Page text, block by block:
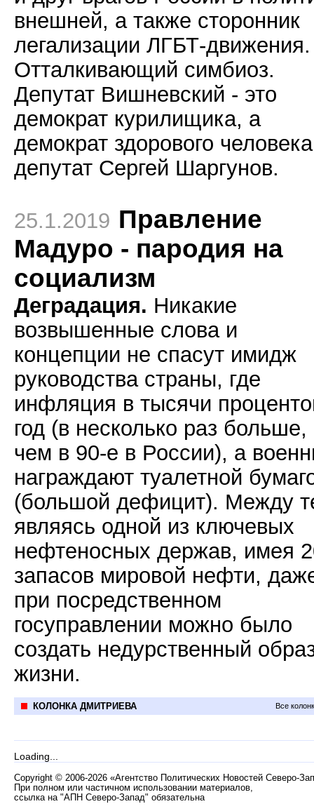
внешней, а также сторонник
легализации ЛГБТ-движения.
Отталкивающий симбиоз.
Депутат Вишневский - это
демократ курилищика, а
демократ здорового
депутат Сергей Шаргунов.
25.1.2019 Правление
Мадуро - пародия на
социализм
Деградация. Никакие
возвышенные слова и
концепции не спасут имидж
руководства страны, где
инфляция в тысячи
год (в несколько раз больше,
чем в 90-е в России), а
награждают туалетной
(большой дефицит). Между
являясь одной из ключевых
нефтеносных держав, имея
запасов мировой нефти,
при посредственном
госуправлении можно было
создать недурственный
жизни.
КОЛОНКА ДМИТРИЕВА Все
Loading...
Copyright © 2006-2026 «Агентство Политических Новостей Северо-
При полном или частичном использовании материалов,
ссылка на "АПН Северо-Запад" обязательна